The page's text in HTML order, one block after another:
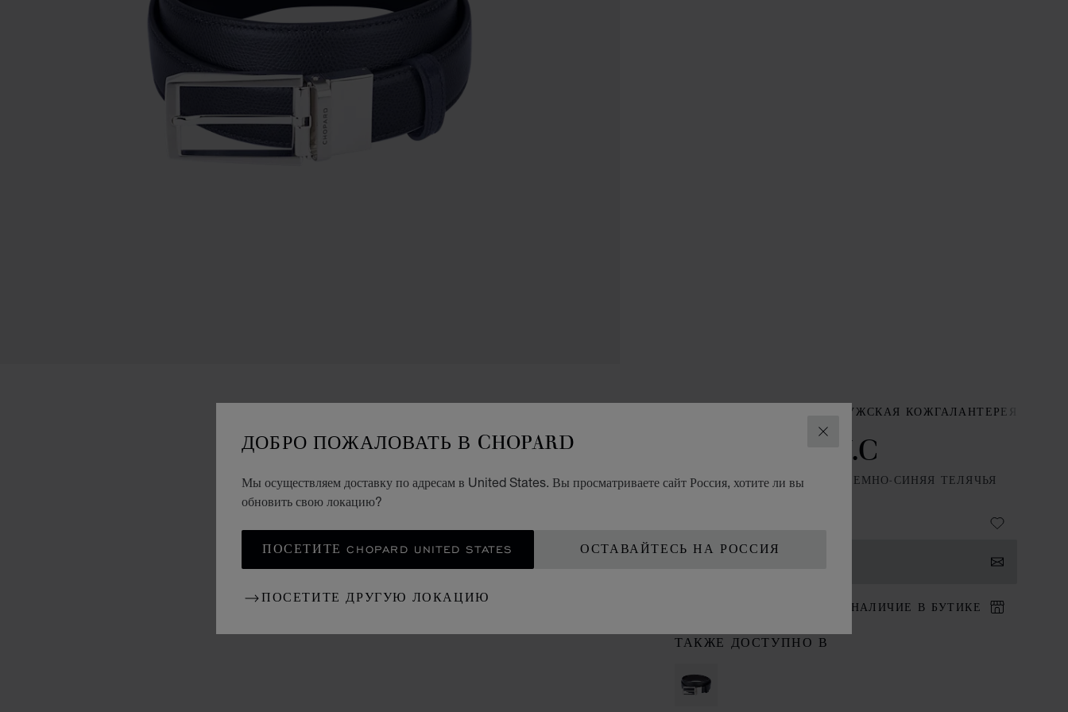
ЗАКРЫТЬ
ДОБРО ПОЖАЛОВАТЬ В CHOPARD
Мы осуществляем доставку по адресам в United States. Вы просматриваете сайт Россия, хотите ли вы
обновить свою локацию?
ПОСЕТИТЕ CHOPARD UNITED STATES ОСТАВАЙТЕСЬ НА РОССИЯ
ПОСЕТИТЕ ДРУГУЮ ЛОКАЦИЮ
МЕЛКАЯ МУЖСКАЯ КОЖГАЛАНТЕРЕЯ
РЕМЕНЬ L.U.C
ЧЕРНАЯ ГЛАДКАЯ КОЖА – ТЕМНО-СИНЯЯ ТЕЛЯЧЬЯ
НАЛИЧИЕ В БУТИКЕ
ТАКЖЕ ДОСТУПНО В